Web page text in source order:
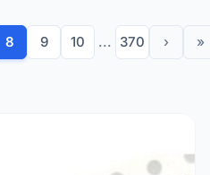
8 9 10 ... 370 › »